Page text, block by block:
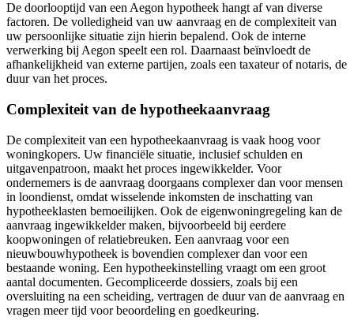
De doorlooptijd van een Aegon hypotheek hangt af van diverse
factoren. De volledigheid van uw aanvraag en de complexiteit van
uw persoonlijke situatie zijn hierin bepalend. Ook de interne
verwerking bij Aegon speelt een rol. Daarnaast beïnvloedt de
afhankelijkheid van externe partijen, zoals een taxateur of notaris, de
duur van het proces.
Complexiteit van de hypotheekaanvraag
De complexiteit van een hypotheekaanvraag is vaak hoog voor
woningkopers. Uw financiële situatie, inclusief schulden en
uitgavenpatroon, maakt het proces ingewikkelder. Voor
ondernemers is de aanvraag doorgaans complexer dan voor mensen
in loondienst, omdat wisselende inkomsten de inschatting van
hypotheeklasten bemoeilijken. Ook de eigenwoningregeling kan de
aanvraag ingewikkelder maken, bijvoorbeeld bij eerdere
koopwoningen of relatiebreuken. Een aanvraag voor een
nieuwbouwhypotheek is bovendien complexer dan voor een
bestaande woning. Een hypotheekinstelling vraagt om een groot
aantal documenten. Gecompliceerde dossiers, zoals bij een
oversluiting na een scheiding, vertragen de duur van de aanvraag en
vragen meer tijd voor beoordeling en goedkeuring.